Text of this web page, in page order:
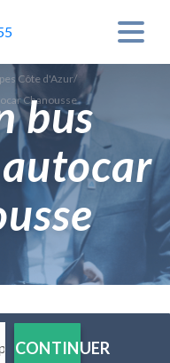
Côte d'Azur/
Chanousse
bus
CONTINUER